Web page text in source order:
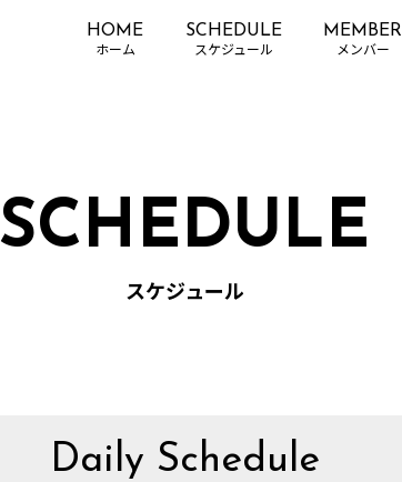
HOME SCHEDULE MEMBER
SCHEDULE
スケジュール
Daily Schedule